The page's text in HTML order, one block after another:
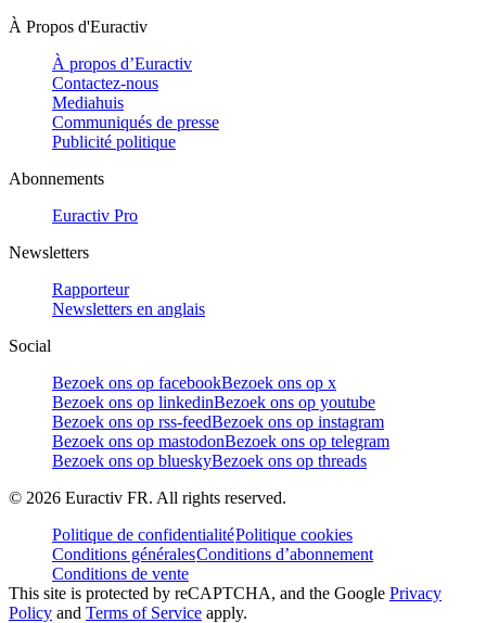
À Propos d'Euractiv
À propos d’Euractiv
Contactez-nous
Mediahuis
Communiqués de presse
Publicité politique
Abonnements
Euractiv Pro
Newsletters
Rapporteur
Newsletters en anglais
Social
Bezoek ons op facebookBezoek ons op x
Bezoek ons op linkedinBezoek ons op youtube
Bezoek ons op rss-feedBezoek ons op instagram
Bezoek ons op mastodonBezoek ons op telegram
Bezoek ons op blueskyBezoek ons op threads
© 2026 Euractiv FR. All rights reserved.
Politique de confidentialitéPolitique cookies
Conditions généralesConditions d’abonnement
Conditions de vente
This site is protected by reCAPTCHA, and the Google Privacy
Policy and Terms of Service apply.